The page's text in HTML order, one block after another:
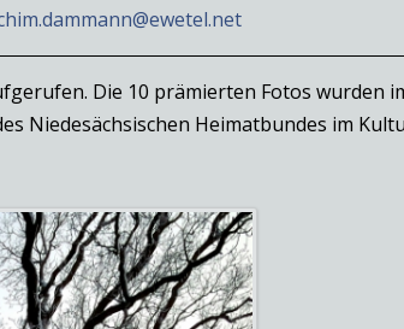
Die 10 prämierten Fotos wurden
Niedesächsischen Heimatbundes im